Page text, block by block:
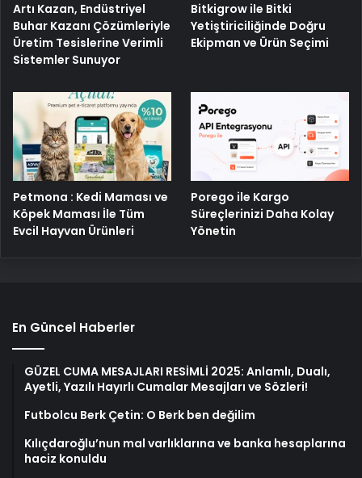
Artı Kazan, Endüstriyel
Buhar Kazanı Çözümleriyle
Üretim Tesislerine Verimli
Sistemler Sunuyor
Bitkigrow ile Bitki
Yetiştiriciliğinde Doğru
Ekipman ve Ürün Seçimi
Petmona : Kedi Maması ve
Köpek Maması İle Tüm
Evcil Hayvan Ürünleri
Porego ile Kargo
Süreçlerinizi Daha Kolay
Yönetin
En Güncel Haberler
GÜZEL CUMA MESAJLARI RESİMLİ 2025: Anlamlı, Dualı,
Ayetli, Yazılı Hayırlı Cumalar Mesajları ve Sözleri!
Futbolcu Berk Çetin: O Berk ben değilim
Kılıçdaroğlu’nun mal varlıklarına ve banka hesaplarına
haciz konuldu